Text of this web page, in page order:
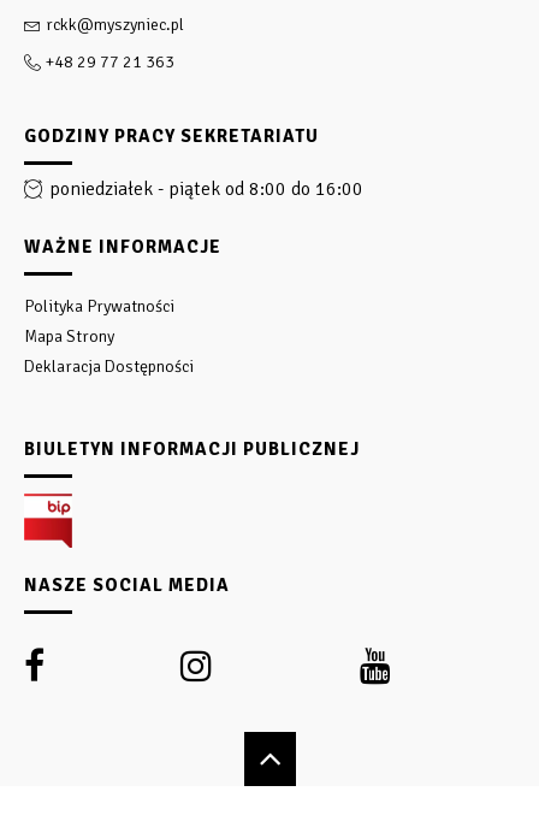
rckk@myszyniec.pl
+48 29 77 21 363
GODZINY PRACY SEKRETARIATU
poniedziałek - piątek od 8:00 do 16:00
WAŻNE INFORMACJE
Polityka Prywatności
Mapa Strony
Deklaracja Dostępności
BIULETYN INFORMACJI PUBLICZNEJ
NASZE SOCIAL MEDIA